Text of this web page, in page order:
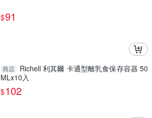
$91
商店
Richell 利其爾 卡通型離乳食保存容器 50
MLx10入
$102